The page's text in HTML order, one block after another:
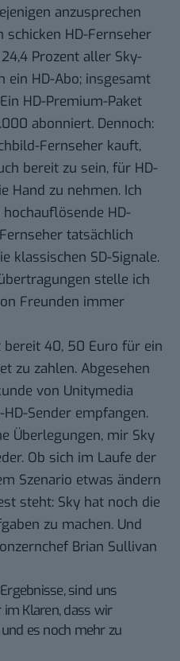
anzusprechen
schicken HD-Fernseher
Prozent aller Sky-
ein HD-Abo; insgesamt
HD-Premium-Paket
abonniert. Dennoch:
Fernseher kauft,
bereit zu sein, für HD-
Hand zu nehmen. Ich
HD-
tatsächlich
klassischen SD-Signale.
stelle ich
Freunden immer
40, 50 Euro für ein
zu zahlen. Abgesehen
von Unitymedia
Sender empfangen.
Überlegungen, mir Sky
Ob sich im Laufe der
Szenario etwas ändern
steht: Sky hat noch die
zu machen. Und
Brian Sullivan
sind uns
Klaren, dass wir
es noch mehr zu